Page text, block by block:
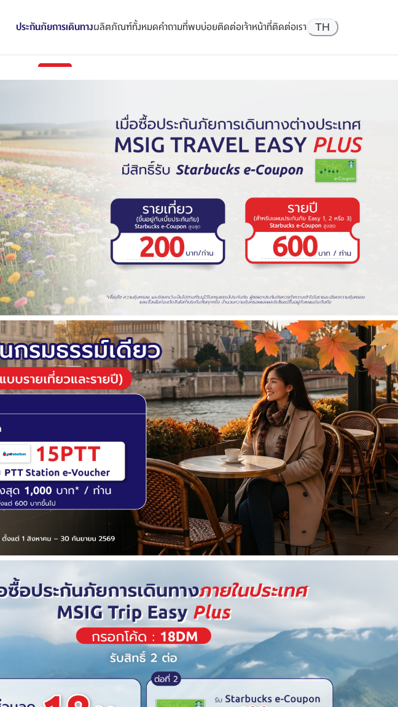
ประกันภัยการเดินทางผลิตภัณฑ์ทั้งหมดคำถามที่พบบ่อยติดต่อเจ้าหน้าที่ติดต่อเรา TH